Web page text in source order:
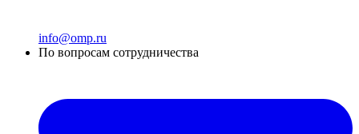
info@omp.ru
По вопросам сотрудничества